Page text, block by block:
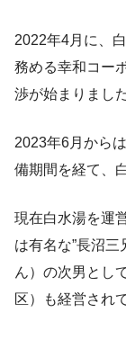
待
息つ
白水
ナ
手
2022年4月に、
務める幸和コー
渉が始まりました
2023年6月から
備期間を経て、
現在白水湯を運
は有名な”長沼三
ん）の次男とし
区）も経営され